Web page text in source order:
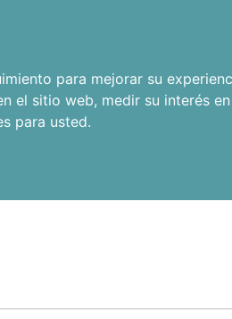
para mejorar su
el sitio web, medir su interés
para usted.